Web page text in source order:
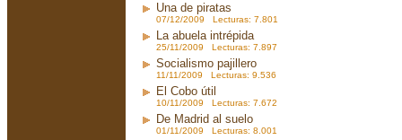
Una de piratas
07/12/2009 Lecturas: 7.801
La abuela intrépida
25/11/2009 Lecturas: 7.897
Socialismo pajillero
11/11/2009 Lecturas: 9.536
El Cobo útil
10/11/2009 Lecturas: 7.672
De Madrid al suelo
01/11/2009 Lecturas: 8.001